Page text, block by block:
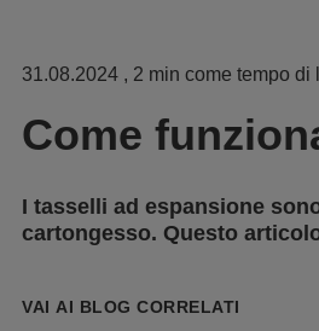
31.08.2024 , 2 min come tempo di
Come
I tasselli ad espansione
cartongesso. Questo
VAI AI BLOG CORRELATI